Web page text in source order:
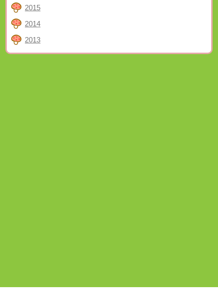
2015
2014
2013